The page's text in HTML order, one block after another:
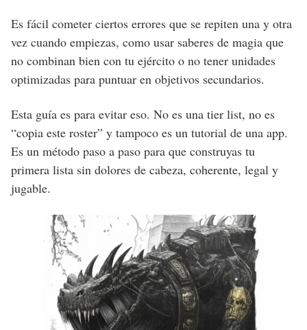
Es fácil cometer ciertos errores que se repiten una y otra
vez cuando empiezas, como usar saberes de magia que
no combinan bien con tu ejército o no tener unidades
optimizadas para puntuar en objetivos secundarios.
Esta guía es para evitar eso. No es una tier list, no es
“copia este roster” y tampoco es un tutorial de una app.
Es un método paso a paso para que construyas tu
primera lista sin dolores de cabeza, coherente, legal y
jugable.